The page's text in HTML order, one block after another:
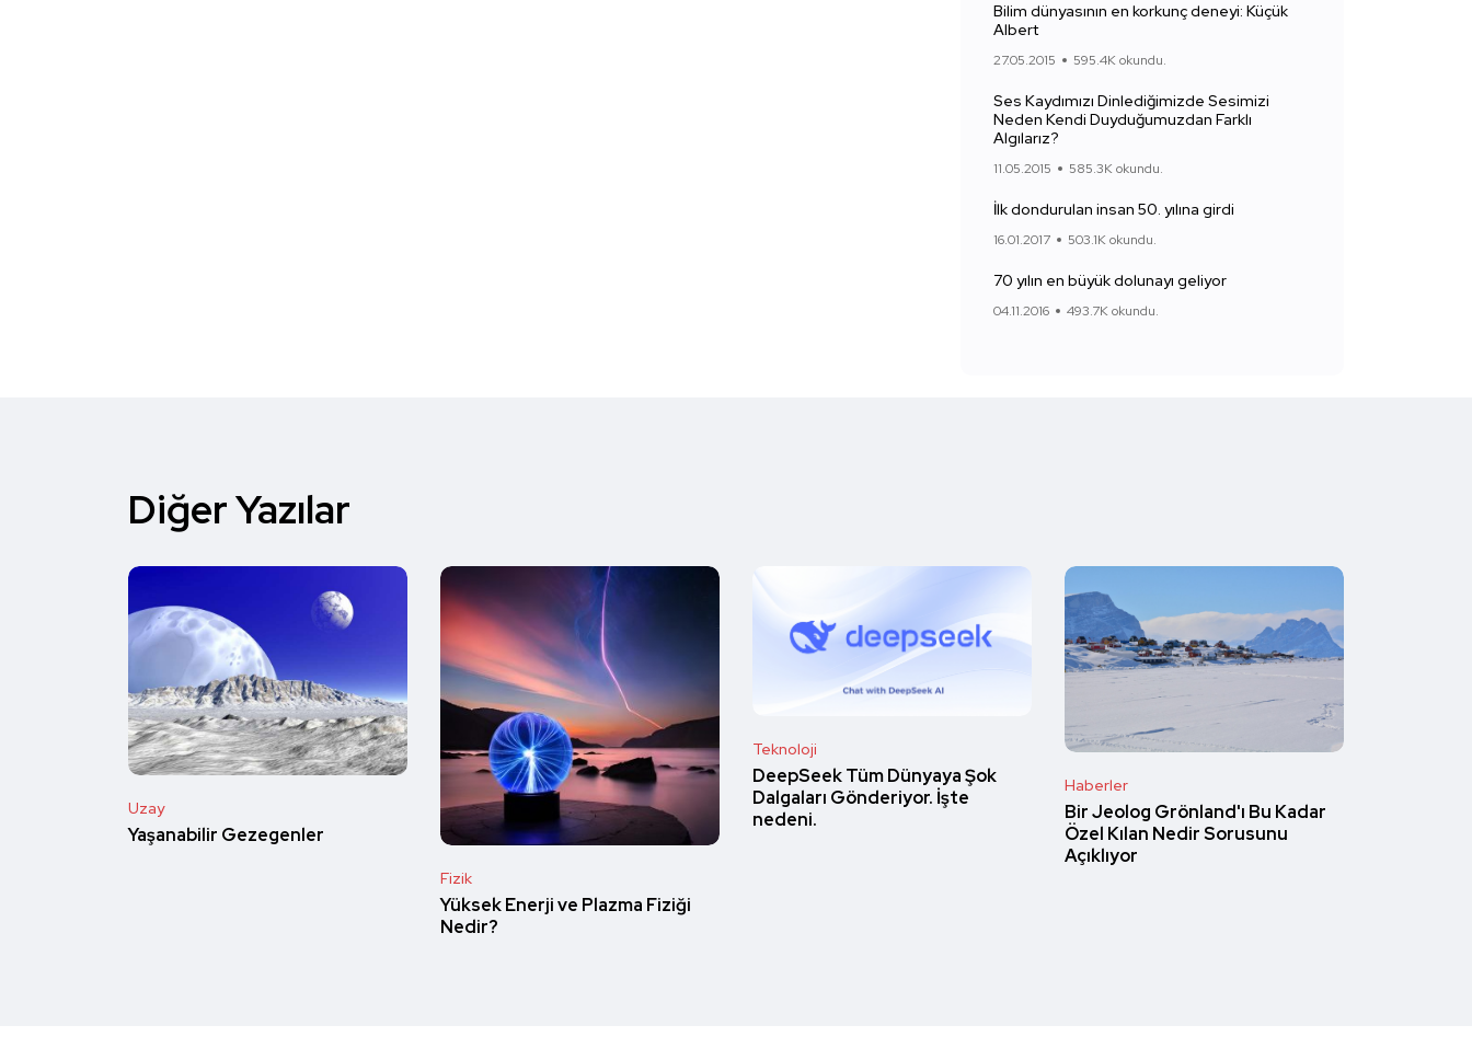
Bilim dünyasının en korkunç deneyi: Küçük
Albert
27.05.2015 595.4K okundu.
Ses Kaydımızı Dinlediğimizde Sesimizi
Neden Kendi Duyduğumuzdan Farklı
Algılarız?
11.05.2015 585.3K okundu.
İlk dondurulan insan 50. yılına girdi
16.01.2017 503.1K okundu.
70 yılın en büyük dolunayı geliyor
04.11.2016 493.7K okundu.
Diğer Yazılar
Uzay
Yaşanabilir Gezegenler
Fizik
Yüksek Enerji ve Plazma Fiziği
Nedir?
Teknoloji
DeepSeek Tüm Dünyaya Şok
Dalgaları Gönderiyor. İşte
nedeni.
Haberler
Bir Jeolog Grönland'ı Bu Kadar
Özel Kılan Nedir Sorusunu
Açıklıyor